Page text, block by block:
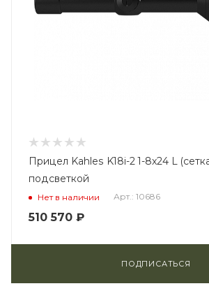
Прицел Kahles K18i-2 1-8x24 L
подсветкой
Нет в наличии Арт.: 10686
510 570 ₽
ПОДПИСАТЬСЯ